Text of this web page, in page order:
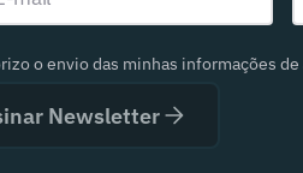
o envio das minhas informações de
Newsletter